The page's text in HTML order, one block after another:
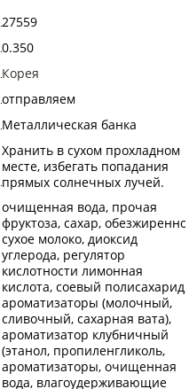
27559
0.350
Корея
отправляем
Металлическая банка
Хранить в сухом прохладном
месте, избегать попадания
прямых солнечных лучей.
очищенная вода, прочая
фруктоза, сахар,
сухое молоко, диоксид
углерода, регулятор
кислотности лимонная
кислота, соевый полисахарид,
ароматизаторы (молочный,
сливочный, сахарная вата),
ароматизатор клубничный
(этанол, пропиленгликоль,
ароматизаторы, очищенная
вода, влагоудерживающие